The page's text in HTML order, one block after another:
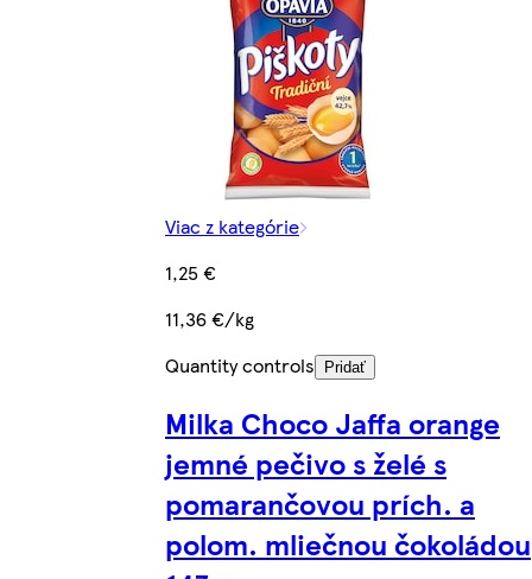
Viac z kategórie
1,25 €
11,36 €/kg
Quantity controls
Pridať
Milka Choco Jaffa orange
jemné pečivo s želé s
pomarančovou prích. a
polom. mliečnou čokoládou